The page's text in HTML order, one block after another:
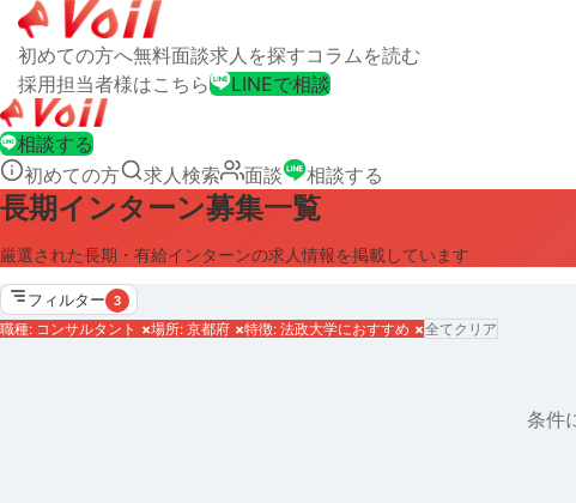
初めての方へ無料面談求人を探すコラムを読む
採用担当者様はこちら
LINEで相談
相談する
初めての方
求人検索 面談 相談する
長期インターン募集一覧
厳選された長期・有給インターンの求人情報を掲載しています
フィルター 3
職種: コンサルタント ×場所: 京都府 ×特徴: 法政大学におすすめ ×全てクリア
条件